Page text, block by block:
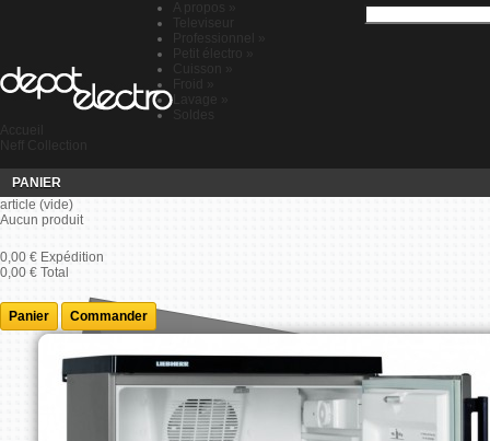
PANIER
article (vide)
Aucun produit
0,00 € Expédition
0,00 € Total
Panier Commander